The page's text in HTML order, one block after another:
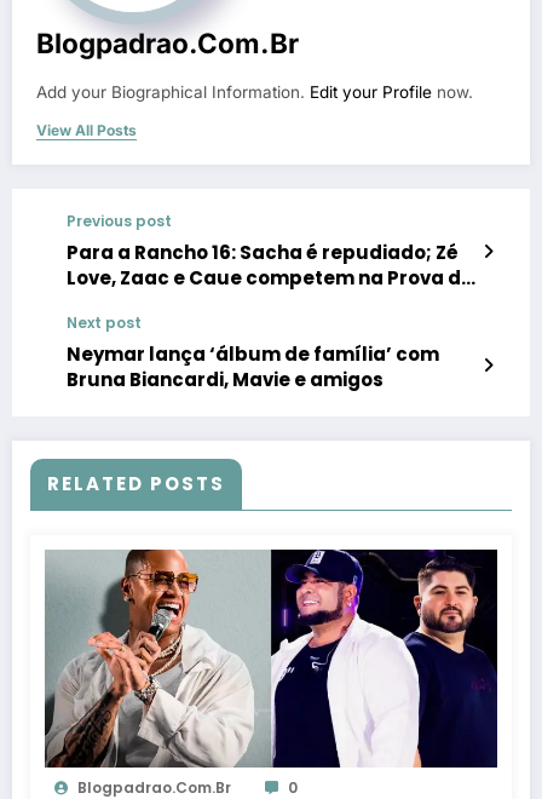
Blogpadrao.com.br
Add your Biographical Information. Edit your Profile now.
View All Posts
Previous post
Para a Rancho 16: Sacha é repudiado; Zé
Love, Zaac e Caue competem na Prova do
Next post
Neymar lança ‘álbum de família’ com
Bruna Biancardi, Mavie e amigos
RELATED POSTS
Blogpadrao.com.br 0